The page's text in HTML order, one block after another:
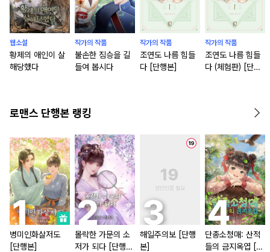
웹소설
황제의 애인이 살
해당했다
작가의 작품
불손한 짐승을 길
들여 봅시다
작가의 작품
조연도 나름 힘들
다 [단행본]
작가의 작품
조연도 나름 힘들
다 (체험판) [단행
로맨스 단행본 랭킹
병미인화살저도
[단행본]
몰락한 가문의 소
저가 되다 [단행
해일주의보 [단행
본]
단총소청매: 산적
들의 금지옥엽 [단